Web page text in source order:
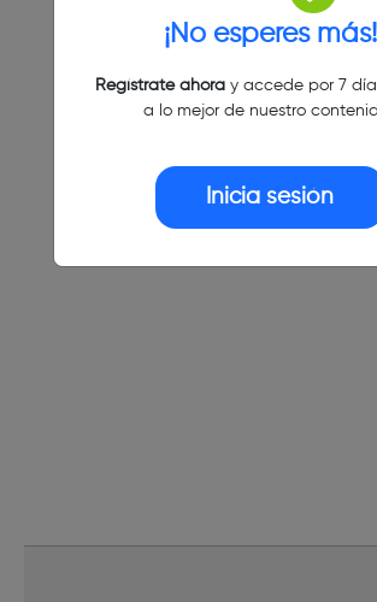
¡No esperes más!
Regístrate ahoray accede por 7
a lo mejor de nuestro
Inicia sesión